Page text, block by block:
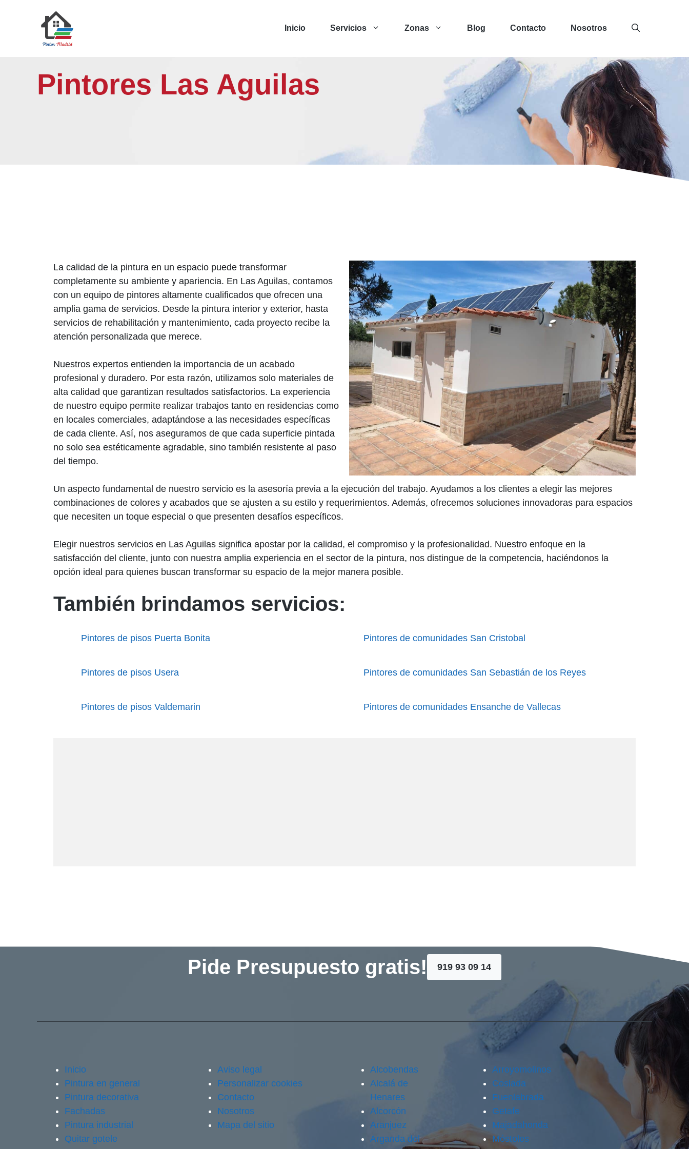
Inicio Servicios Zonas Blog Contacto Nosotros
Pintores Las Aguilas
La calidad de la pintura en un espacio puede transformar
completamente su ambiente y apariencia. En Las Aguilas, contamos
con un equipo de pintores altamente cualificados que ofrecen una
amplia gama de servicios. Desde la pintura interior y exterior, hasta
servicios de rehabilitación y mantenimiento, cada proyecto recibe la
atención personalizada que merece.
Nuestros expertos entienden la importancia de un acabado
profesional y duradero. Por esta razón, utilizamos solo materiales de
alta calidad que garantizan resultados satisfactorios. La experiencia
de nuestro equipo permite realizar trabajos tanto en residencias como
en locales comerciales, adaptándose a las necesidades específicas
de cada cliente. Así, nos aseguramos de que cada superficie pintada
no solo sea estéticamente agradable, sino también resistente al paso
del tiempo.
Un aspecto fundamental de nuestro servicio es la asesoría previa a la ejecución del trabajo. Ayudamos a los clientes a elegir las mejores
combinaciones de colores y acabados que se ajusten a su estilo y requerimientos. Además, ofrecemos soluciones innovadoras para espacios
que necesiten un toque especial o que presenten desafíos específicos.
Elegir nuestros servicios en Las Aguilas significa apostar por la calidad, el compromiso y la profesionalidad. Nuestro enfoque en la
satisfacción del cliente, junto con nuestra amplia experiencia en el sector de la pintura, nos distingue de la competencia, haciéndonos la
opción ideal para quienes buscan transformar su espacio de la mejor manera posible.
También brindamos servicios:
Pintores de pisos Puerta Bonita Pintores de comunidades San Cristobal
Pintores de pisos Usera Pintores de comunidades San Sebastián de los Reyes
Pintores de pisos Valdemarin Pintores de comunidades Ensanche de Vallecas
Pide Presupuesto gratis! 919 93 09 14
Inicio
Pintura en general
Pintura decorativa
Fachadas
Pintura industrial
Quitar gotele
Aviso legal
Personalizar cookies
Contacto
Nosotros
Mapa del sitio
Alcobendas
Alcalá de
Henares
Alcorcón
Aranjuez
Arganda del
Arroyomolinos
Coslada
Fuenlabrada
Getafe
Majadahonda
Móstoles